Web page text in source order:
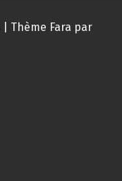
Thème Fara par